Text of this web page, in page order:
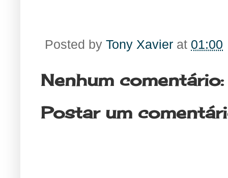
Posted by Tony Xavier at 01:00
Nenhum comentário:
Postar um